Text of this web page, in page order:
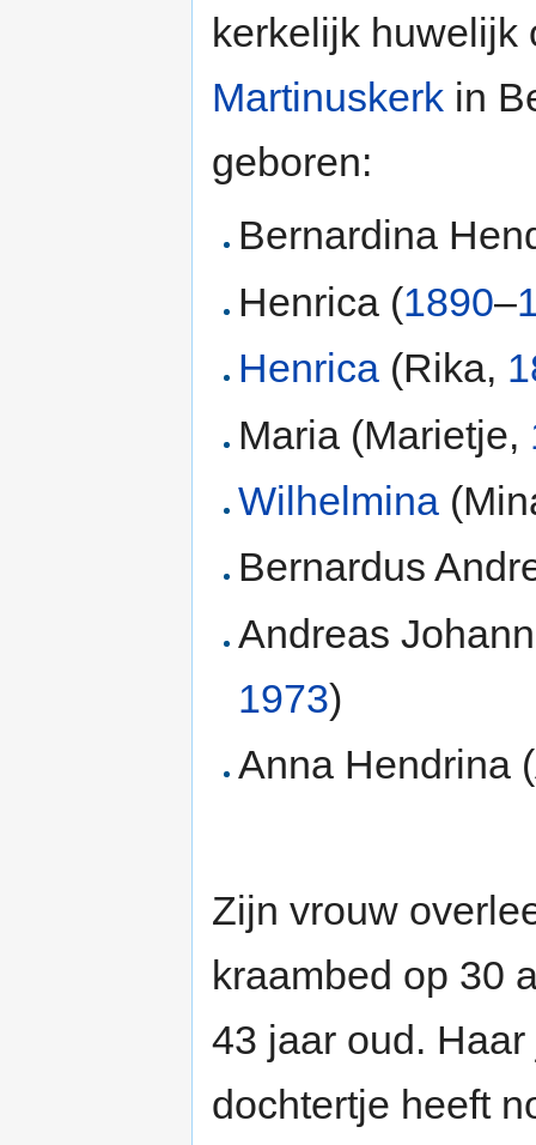
kerkelijk huwelijk
Martinuskerk in
geboren:
Bernardina
Henrica (1890–
Henrica (Rika,
Maria (Marietje,
Wilhelmina
Bernardus
Andreas
1973)
Anna Hendrina
Zijn vrouw
kraambed op 30
43 jaar oud.
dochtertje heeft